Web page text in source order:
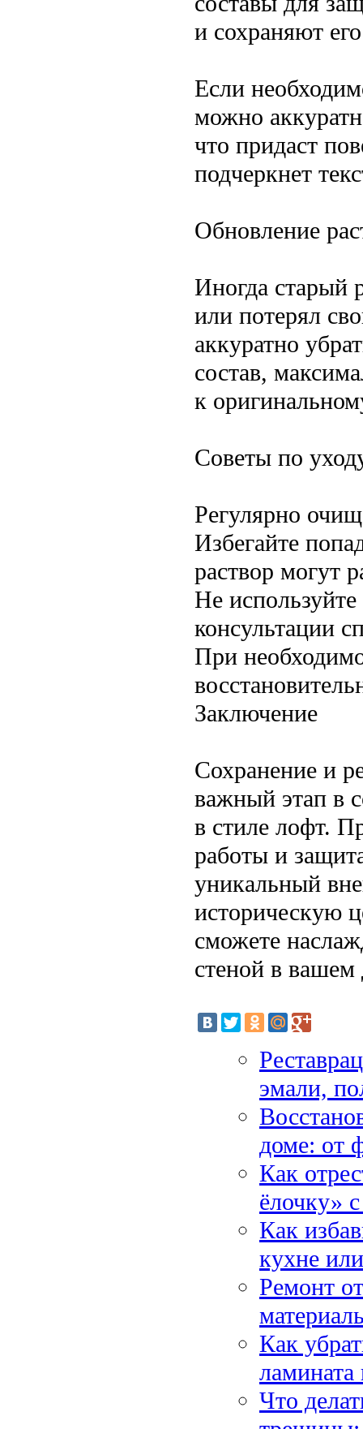
и сохраняют
Если
можно
что придаст
подчеркнет
Обновление
Иногда старый
или потерял
аккуратно
состав,
к
Советы по
Регулярно
Избегайте
раствор могут
Не используйте
консультации
При
Заключение
Сохранение и
важный этап в
в стиле лофт.
работы и
уникальный
историческую
сможете
стеной в вашем
эмали,
доме: от
Как
ёлочку»
Как
кухне
Ремонт
Как
Что